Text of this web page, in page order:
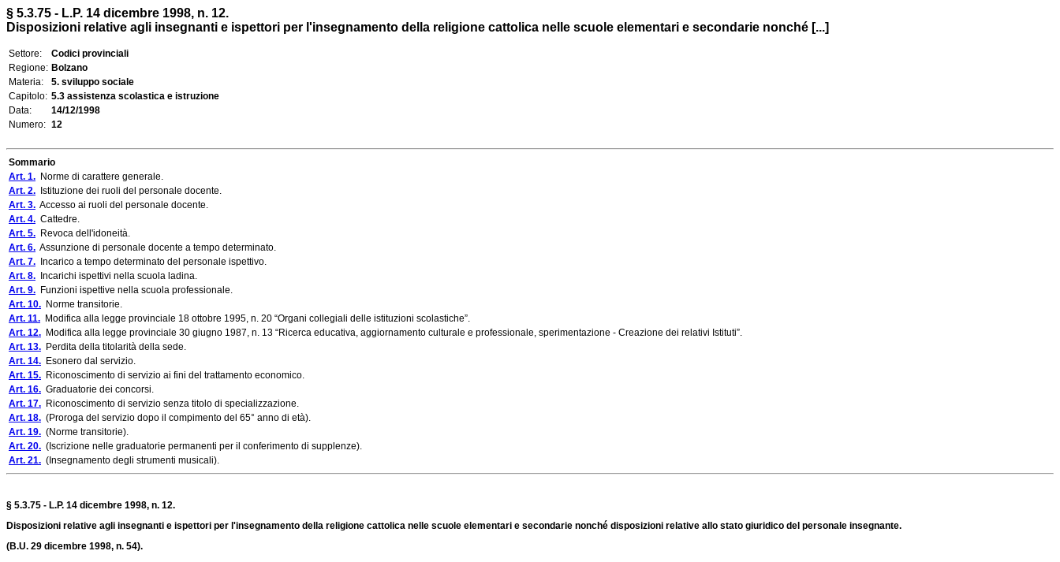
§ 5.3.75 - L.P. 14 dicembre 1998, n. 12.
Disposizioni relative agli insegnanti e ispettori per l'insegnamento della religione cattolica nelle scuole elementari e secondarie nonché [...]
Settore:
Codici provinciali
Regione: Bolzano
Materia:
5. sviluppo sociale
Capitolo: 5.3 assistenza scolastica e istruzione
Data:
14/12/1998
Numero: 12
Sommario
Art. 1. Norme di carattere generale.
Art. 2. Istituzione dei ruoli del personale docente.
Art. 3. Accesso ai ruoli del personale docente.
Art. 4. Cattedre.
Art. 5. Revoca dell'idoneità.
Art. 6. Assunzione di personale docente a tempo determinato.
Art. 7. Incarico a tempo determinato del personale ispettivo.
Art. 8. Incarichi ispettivi nella scuola ladina.
Art. 9. Funzioni ispettive nella scuola professionale.
Art. 10. Norme transitorie.
Art. 11. Modifica alla legge provinciale 18 ottobre 1995, n. 20 “Organi collegiali delle istituzioni scolastiche”.
Art. 12. Modifica alla legge provinciale 30 giugno 1987, n. 13 “Ricerca educativa, aggiornamento culturale e professionale, sperimentazione - Creazione dei relativi Istituti”.
Art. 13. Perdita della titolarità della sede.
Art. 14. Esonero dal servizio.
Art. 15. Riconoscimento di servizio ai fini del trattamento economico.
Art. 16. Graduatorie dei concorsi.
Art. 17. Riconoscimento di servizio senza titolo di specializzazione.
Art. 18. (Proroga del servizio dopo il compimento del 65° anno di età).
Art. 19. (Norme transitorie).
Art. 20. (Iscrizione nelle graduatorie permanenti per il conferimento di supplenze).
Art. 21. (Insegnamento degli strumenti musicali).
§ 5.3.75 - L.P. 14 dicembre 1998, n. 12.
Disposizioni relative agli insegnanti e ispettori per l'insegnamento della religione cattolica nelle scuole elementari e secondarie nonché disposizioni relative allo stato giuridico del personale insegnante.
(B.U. 29 dicembre 1998, n. 54).